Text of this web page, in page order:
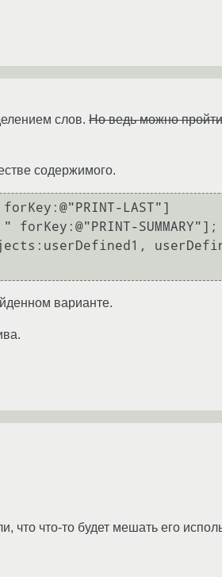
слов. Но ведь можно
содержимого.
LAST"]
SUMMARY"];
варианте.
что-то будет мешать его